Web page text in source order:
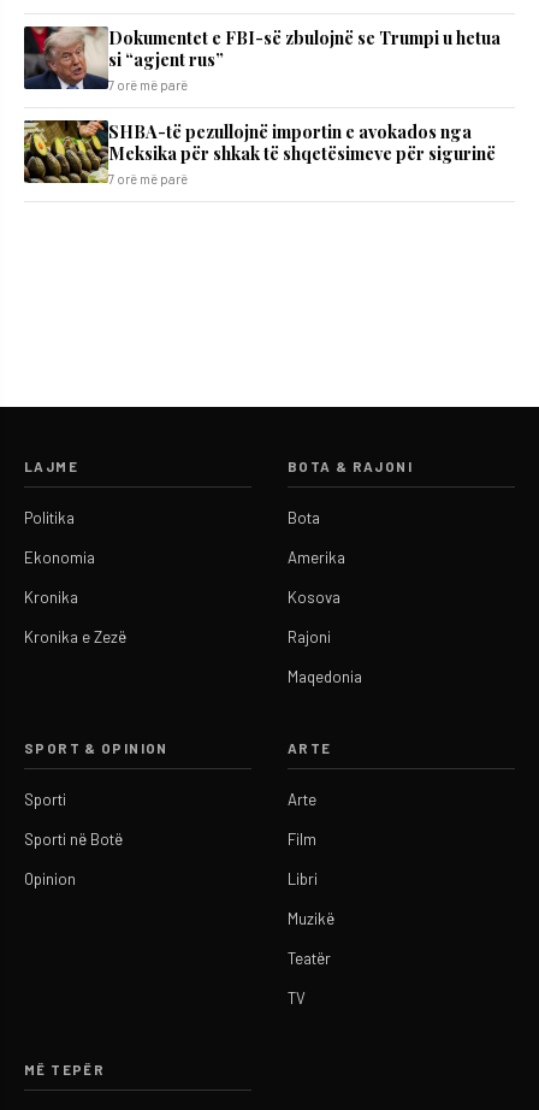
Dokumentet e FBI-së zbulojnë se Trumpi u hetua
si “agjent rus”
7 orë më parë
SHBA-të pezullojnë importin e avokados nga
Meksika për shkak të shqetësimeve për sigurinë
7 orë më parë
LAJME
Politika
Ekonomia
Kronika
Kronika e Zezë
BOTA & RAJONI
Bota
Amerika
Kosova
Rajoni
Maqedonia
SPORT & OPINION
Sporti
Sporti në Botë
Opinion
ARTE
Arte
Film
Libri
Muzikë
Teatër
TV
MË TEPËR